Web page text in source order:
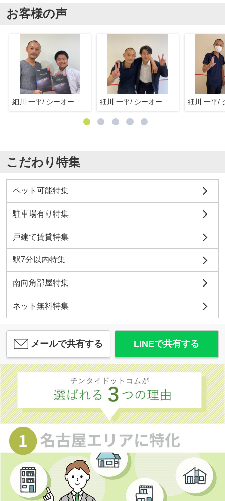
お客様の声
細川 一平/ シーオーエム(株) 細川 一平/ シーオーエム(株)
こだわり特集
ペット可能特集
駐車場有り特集
戸建て賃貸特集
駅7分以内特集
南向角部屋特集
ネット無料特集
メールで共有する LINEで共有する